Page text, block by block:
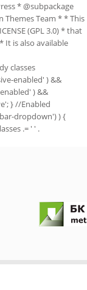
* @subpackage
Themes Team * * This
(GPL 3.0) * that
It is also available
classes
enabled' ) &&
) &&
} //Enabled
dropdown') ) {
.= ' ' .